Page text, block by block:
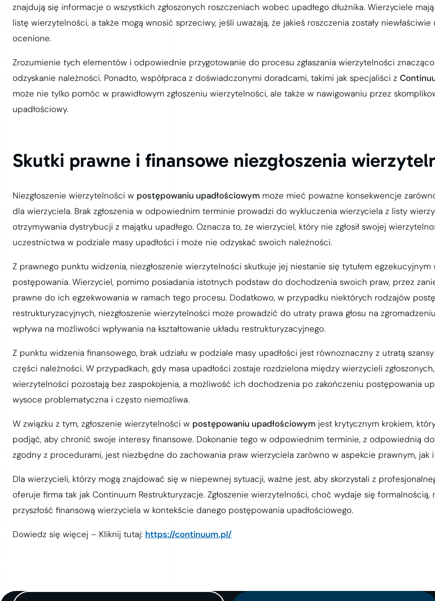
znajdują się informacje o wszystkich zgłoszonych roszczeniach wobec upadłego dłużnika. Wierzyciele
listę wierzytelności, a także mogą wnosić sprzeciwy, jeśli uważają, że jakieś roszczenia zostały
ocenione.
Zrozumienie tych elementów i odpowiednie przygotowanie do procesu zgłaszania wierzytelności znacząco
odzyskanie należności. Ponadto, współpraca z doświadczonymi doradcami, takimi jak specjaliści z
może nie tylko pomóc w prawidłowym zgłoszeniu wierzytelności, ale także w nawigowaniu przez
upadłościowy.
Skutki prawne i finansowe niezgłoszenia
Niezgłoszenie wierzytelności w postępowaniu upadłościowym może mieć poważne konsekwencje
dla wierzyciela. Brak zgłoszenia w odpowiednim terminie prowadzi do wykluczenia wierzyciela z listy
otrzymywania dystrybucji z majątku upadłego. Oznacza to, że wierzyciel, który nie zgłosił swojej
uczestnictwa w podziale masy upadłości i może nie odzyskać swoich należności.
Z prawnego punktu widzenia, niezgłoszenie wierzytelności skutkuje jej niestanie się tytułem
postępowania. Wierzyciel, pomimo posiadania istotnych podstaw do dochodzenia swoich praw, przez
prawne do ich egzekwowania w ramach tego procesu. Dodatkowo, w przypadku niektórych rodzajów
restrukturyzacyjnych, niezgłoszenie wierzytelności może prowadzić do utraty prawa głosu na
wpływa na możliwości wpływania na kształtowanie układu restrukturyzacyjnego.
Z punktu widzenia finansowego, brak udziału w podziale masy upadłości jest równoznaczny z utratą
części należności. W przypadkach, gdy masa upadłości zostaje rozdzielona między wierzycieli zgłoszonych,
wierzytelności pozostają bez zaspokojenia, a możliwość ich dochodzenia po zakończeniu postępowania
wysoce problematyczna i często niemożliwa.
W związku z tym, zgłoszenie wierzytelności w postępowaniu upadłościowym jest krytycznym krokiem,
podjąć, aby chronić swoje interesy finansowe. Dokonanie tego w odpowiednim terminie, z odpowiednią
zgodny z procedurami, jest niezbędne do zachowania praw wierzyciela zarówno w aspekcie prawnym, jak
Dla wierzycieli, którzy mogą znajdować się w niepewnej sytuacji, ważne jest, aby skorzystali z
oferuje firma tak jak Continuum Restrukturyzacje. Zgłoszenie wierzytelności, choć wydaje się formalnością,
przyszłość finansową wierzyciela w kontekście danego postępowania upadłościowego.
Dowiedz się więcej – Kliknij tutaj: https://continuum.pl/